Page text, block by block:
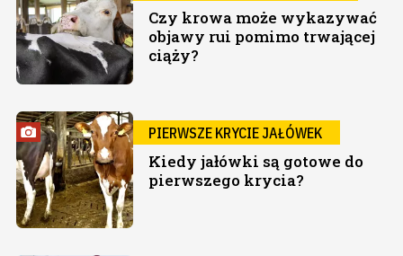
Czy krowa może wykazywać
objawy rui pomimo trwającej
ciąży?
PIERWSZE KRYCIE JAŁÓWEK
Kiedy jałówki są gotowe do
pierwszego krycia?